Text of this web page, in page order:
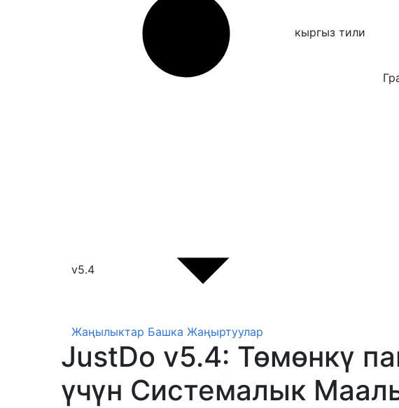
кыргыз тили
v5.4
Жаңылыктар Башка Жаңыртуулар
JustDo v5.4: Төмөнкү
үчүн Системалык